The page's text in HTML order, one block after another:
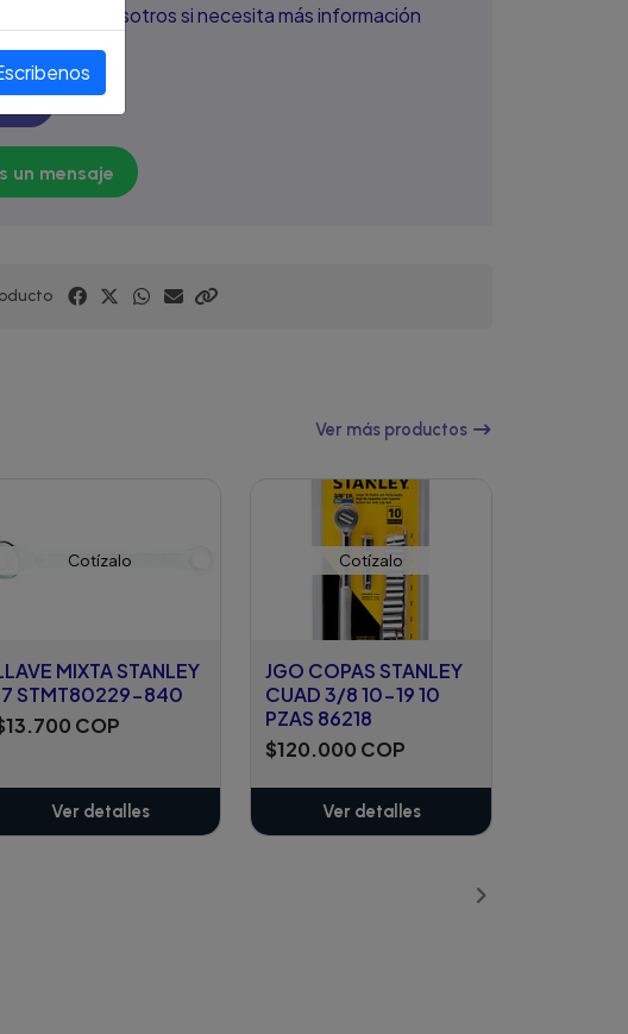
con nosotros si necesita más información
un mensaje
Ver más productos
Cotízalo
MIXTA STANLEY
STMT80229-840
COP
Ver detalles
Cotízalo
JGO COPAS STANLEY
CUAD 3/8 10-19 10
PZAS 86218
$120.000 COP
Ver detalles